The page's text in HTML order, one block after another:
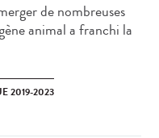
de nombreuses
animal a franchi la
2019-2023